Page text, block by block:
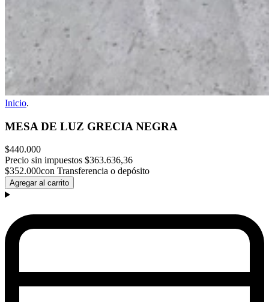
Inicio.
MESA DE LUZ GRECIA NEGRA
$440.000
Precio sin impuestos $363.636,36
$352.000con Transferencia o depósito
Agregar al carrito